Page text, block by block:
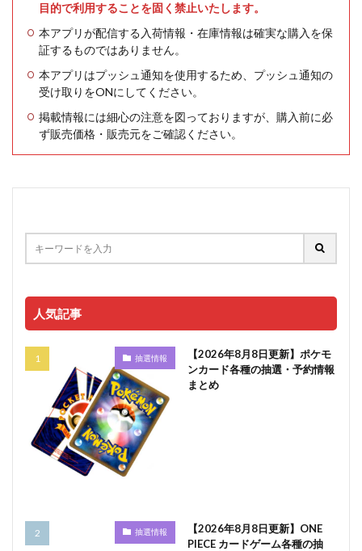
目的で利用することを固く禁止いたします。
本アプリが配信する入荷情報・在庫情報は確実な購入を保
証するものではありません。
本アプリはプッシュ通知を使用するため、プッシュ通知の
受け取りをONにしてください。
掲載情報には細心の注意を図っておりますが、購入前に必
ず販売価格・販売元をご確認ください。
人気記事
抽選情報
【2026年8月8日更新】ポケモ
ンカード各種の抽選・予約情報
まとめ
抽選情報
【2026年8月8日更新】ONE
PIECE カードゲーム各種の抽